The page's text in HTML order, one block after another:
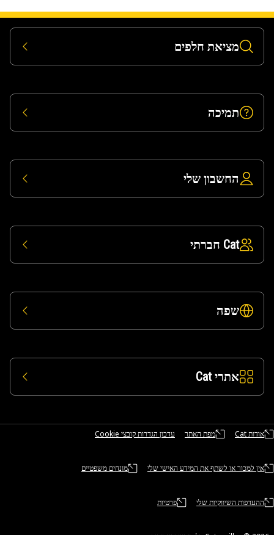
מציאת חלפים
תמיכה
החשבון שלי
Cat חברתי
שפה
אתרי Cat
אודות Cat מפת האתר עדכון הגדרות קובצי Cookie
אין למכור או לשתף את המידע האישי שלי מונחים משפטיים
ההעדפות השיווקיות שלי פרטיות